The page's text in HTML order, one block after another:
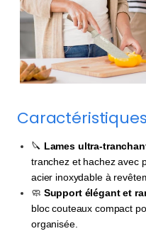
🔪 Lames ultra-
tranchez et hachez avec
acier inoxydable à
🧼 Support élégant et
bloc couteaux compact
organisée.